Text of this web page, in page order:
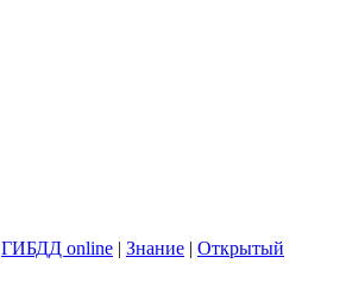
ГИБДД online | Знание | Открытый